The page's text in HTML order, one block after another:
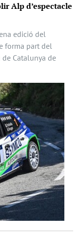
Alp d’espectacle
edició del
forma part del
Catalunya de